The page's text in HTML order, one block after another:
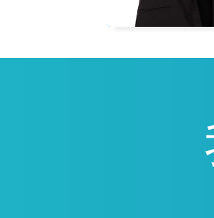
程偲一级建造师